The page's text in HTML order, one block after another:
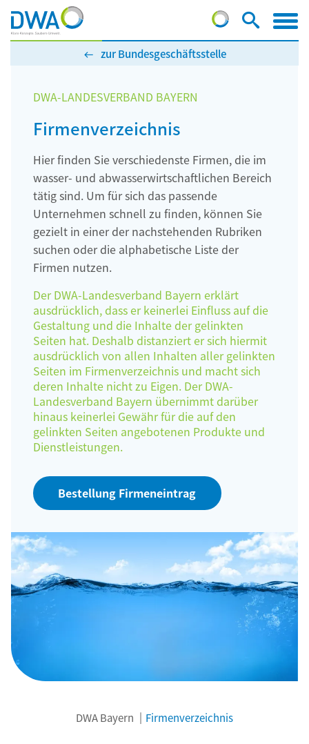
zur Bundesgeschäftsstelle
DWA-LANDESVERBAND BAYERN
Firmenverzeichnis
Hier finden Sie verschiedenste Firmen, die im
wasser- und abwasserwirtschaftlichen Bereich
tätig sind. Um für sich das passende
Unternehmen schnell zu finden, können Sie
gezielt in einer der nachstehenden Rubriken
suchen oder die alphabetische Liste der
Firmen nutzen.
Der DWA-Landesverband Bayern erklärt
ausdrücklich, dass er keinerlei Einfluss auf die
Gestaltung und die Inhalte der gelinkten
Seiten hat. Deshalb distanziert er sich hiermit
ausdrücklich von allen Inhalten aller gelinkten
Seiten im Firmenverzeichnis und macht sich
deren Inhalte nicht zu Eigen. Der DWA-
Landesverband Bayern übernimmt darüber
hinaus keinerlei Gewähr für die auf den
gelinkten Seiten angebotenen Produkte und
Dienstleistungen.
Bestellung Firmeneintrag
DWA Bayern Firmenverzeichnis